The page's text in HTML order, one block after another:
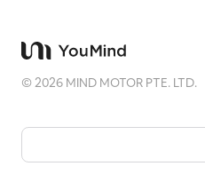
©2026 MIND MOTOR PTE. LTD.